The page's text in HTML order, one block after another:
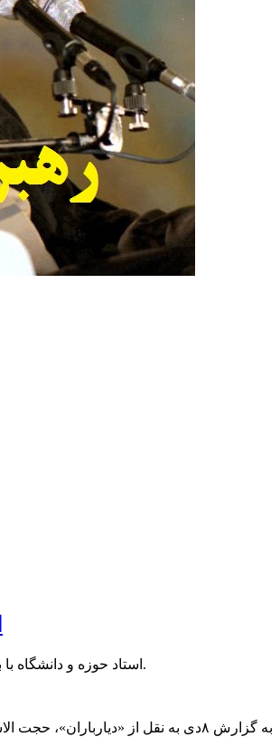
استاد حوزه و دانشگاه با بیان اینکه ابلیس فوق تخصص نیازشناسی است ولی آدرس را غلط می دهد، گفت: باید مراقب نفوذ شیطان و شیطان بزرگ امروز آمریکا بود.
به گزارش ۸دی به نقل از